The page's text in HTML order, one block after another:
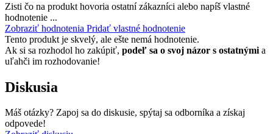
Zisti čo na produkt hovoria ostatní zákazníci alebo napíš vlastné
hodnotenie ...
Zobraziť hodnotenia Pridať vlastné hodnotenie
Tento produkt je skvelý, ale ešte nemá hodnotenie.
Ak si sa rozhodol ho zakúpiť, podeľ sa o svoj názor s ostatnými a
uľahči im rozhodovanie!
Diskusia
Máš otázky? Zapoj sa do diskusie, spýtaj sa odborníka a získaj
odpovede!